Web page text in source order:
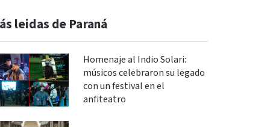
leidas de Paraná
Homenaje al Indio Solari:
músicos celebraron su legado
con un festival en el
anfiteatro